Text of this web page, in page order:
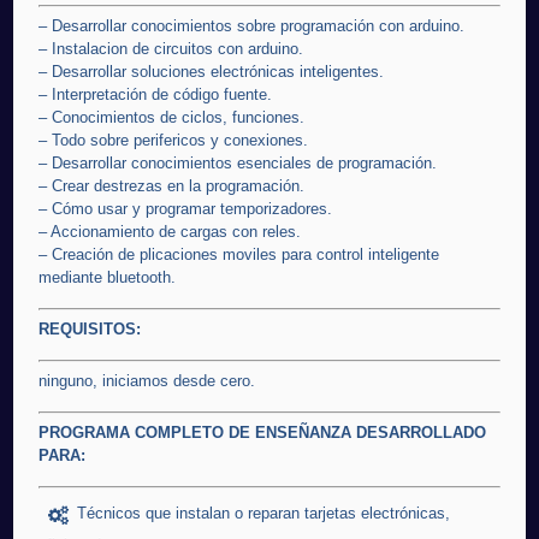
– Desarrollar conocimientos sobre programación con arduino.
– Instalacion de circuitos con arduino.
– Desarrollar soluciones electrónicas inteligentes.
– Interpretación de código fuente.
– Conocimientos de ciclos, funciones.
– Todo sobre perifericos y conexiones.
– Desarrollar conocimientos esenciales de programación.
– Crear destrezas en la programación.
– Cómo usar y programar temporizadores.
– Accionamiento de cargas con reles.
– Creación de plicaciones moviles para control inteligente
mediante bluetooth.
REQUISITOS:
ninguno, iniciamos desde cero.
PROGRAMA COMPLETO DE ENSEÑANZA DESARROLLADO
PARA:
Técnicos que instalan o reparan tarjetas electrónicas,